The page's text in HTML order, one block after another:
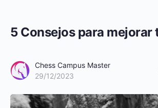
5 Consejos para mejorar
Chess Campus Master
29/12/2023